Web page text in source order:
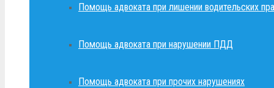
Помощь адвоката при лишении водительских
Помощь адвоката при нарушении ПДД
Помощь адвоката при прочих нарушениях